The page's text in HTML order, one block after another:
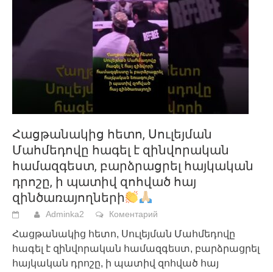
Հացթանակից հետո, Սուլեյման
Մահմեդովը հագել է զինվորական
համազգեստ, բարձրացրել հայկական
դրոշը, ի պատիվ զոհված հայ
զինծառայողների
Adminka2 Коментарий
Հացթանակից հետո, Սուլեյման Մահմեդովը
հագել է զինվորական համազգեստ, բարձրացրել
հայկական դրոշը, ի պատիվ զոհված հայ